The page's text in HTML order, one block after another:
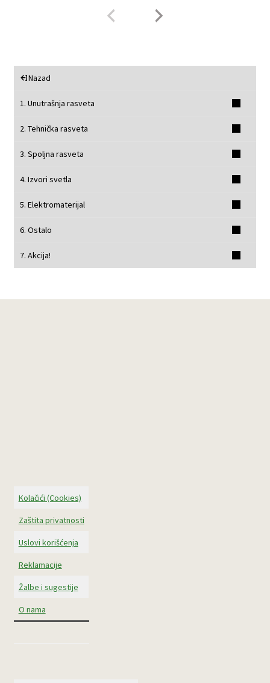
Nazad
1. Unutrašnja rasveta
2. Tehnička rasveta
3. Spoljna rasveta
4. Izvori svetla
5. Elektromaterijal
6. Ostalo
7. Akcija!
Kolačići (Cookies)
Zaštita privatnosti
Uslovi korišćenja
Reklamacije
Žalbe i sugestije
O nama